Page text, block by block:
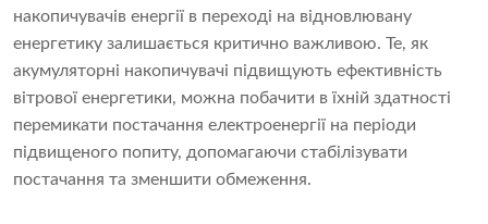
накопичувачів енергії в переході на відновлювану
енергетику залишається критично важливою. Те, як
акумуляторні накопичувачі підвищують ефективність
вітрової енергетики, можна побачити в їхній здатності
перемикати постачання електроенергії на періоди
підвищеного попиту, допомагаючи стабілізувати
постачання та зменшити обмеження.